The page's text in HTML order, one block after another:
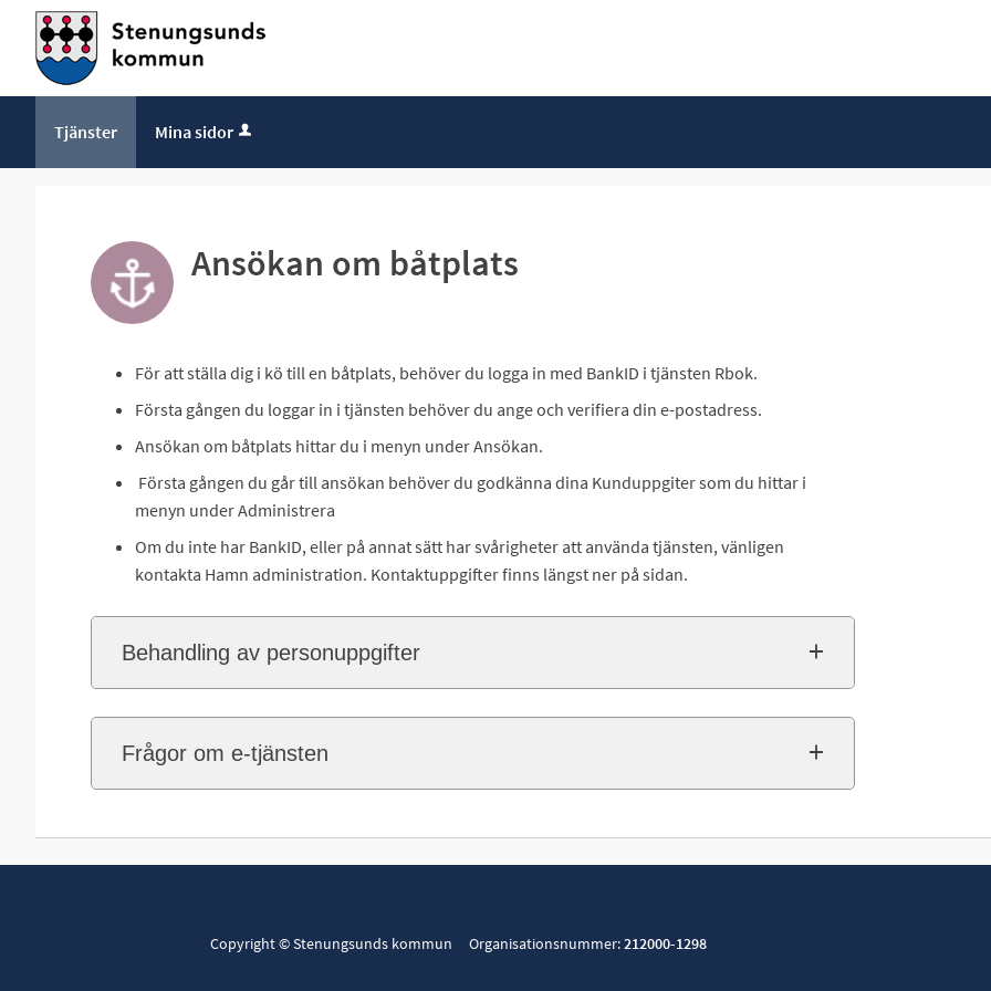
Tjänster Mina sidor
Ansökan om båtplats
För att ställa dig i kö till en båtplats, behöver du logga in med BankID i tjänsten Rbok.
Första gången du loggar in i tjänsten behöver du ange och verifiera din e-postadress.
Ansökan om båtplats hittar du i menyn under Ansökan.
Första gången du går till ansökan behöver du godkänna dina Kunduppgiter som du hittar i
menyn under Administrera
Om du inte har BankID, eller på annat sätt har svårigheter att använda tjänsten, vänligen
kontakta Hamn administration. Kontaktuppgifter finns längst ner på sidan.
Behandling av personuppgifter
Frågor om e-tjänsten
Copyright © Stenungsunds kommun Organisationsnummer:212000-1298